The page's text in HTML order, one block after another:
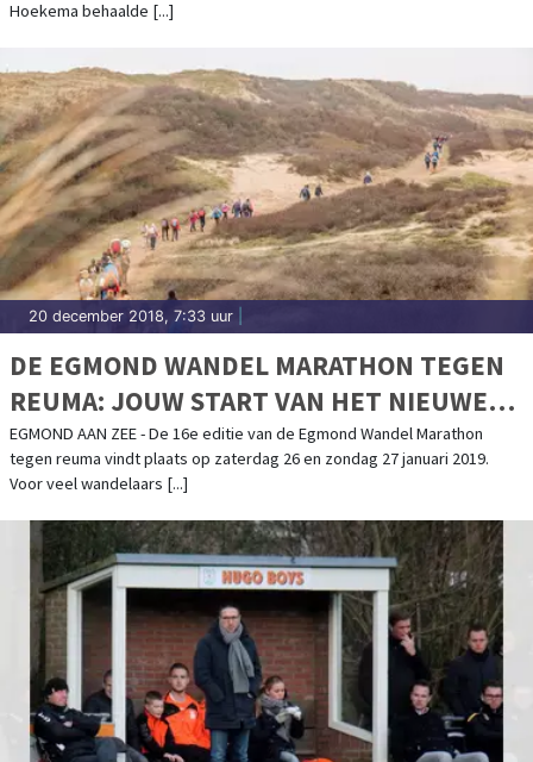
Hoekema behaalde [...]
20 december 2018, 7:33 uur
DE EGMOND WANDEL MARATHON TEGEN
REUMA: JOUW START VAN HET NIEUWE
WANDELJAAR!
EGMOND AAN ZEE - De 16e editie van de Egmond Wandel Marathon
tegen reuma vindt plaats op zaterdag 26 en zondag 27 januari 2019.
Voor veel wandelaars [...]